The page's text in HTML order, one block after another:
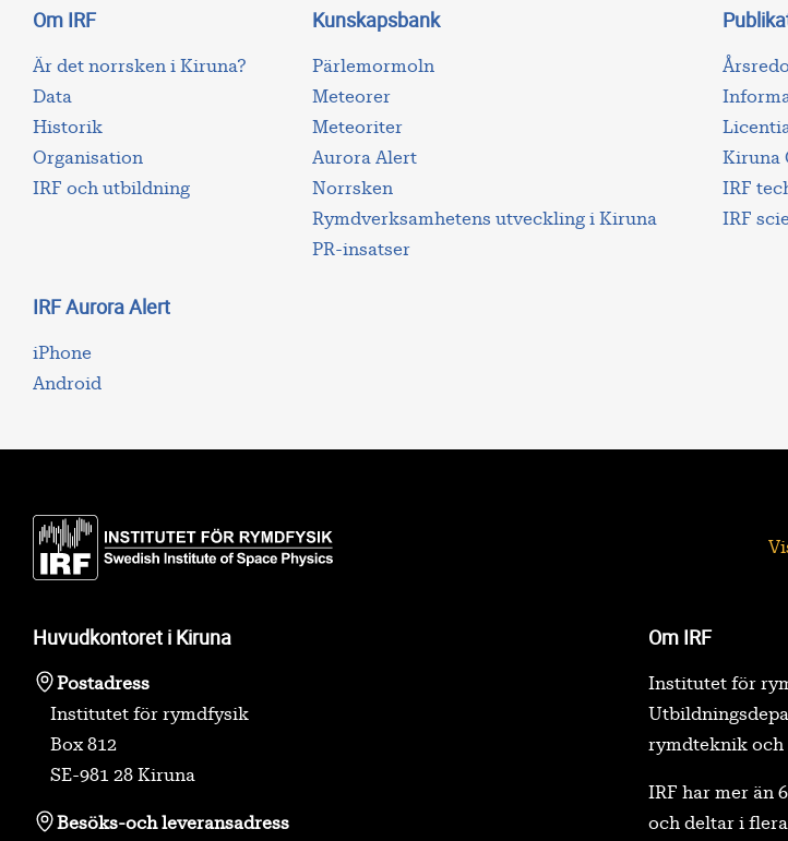
Om IRF
Är det norrsken i Kiruna?
Data
Historik
Organisation
IRF och utbildning
Kunskapsbank
Pärlemormoln
Meteorer
Meteoriter
Aurora Alert
Norrsken
Rymdverksamhetens utveckling i Kiruna
PR-insatser
Kiruna
IRF
IRF
IRF Aurora Alert
iPhone
Android
Huvudkontoret i Kiruna
Postadress
Institutet för rymdfysik
Box 812
SE-981 28 Kiruna
Besöks-och leveransadress
Om IRF
Institutet för
rymdteknik och
IRF har mer än
och deltar i